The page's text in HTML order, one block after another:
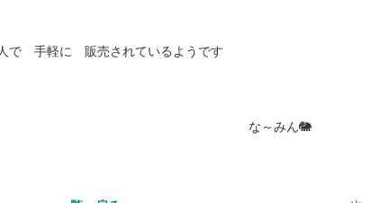
手軽に 販売されているようです
ん🐘